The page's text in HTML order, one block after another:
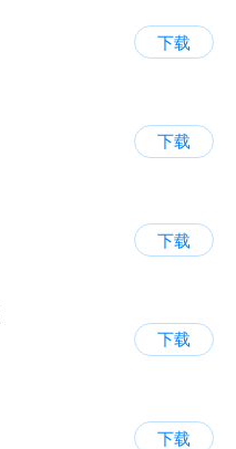
下载
下载
下载
下载
下载